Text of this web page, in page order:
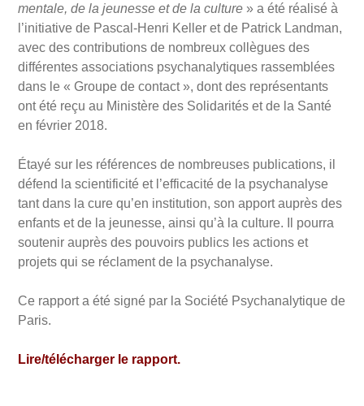
mentale, de la jeunesse et de la culture » a été réalisé à
l’initiative de Pascal-Henri Keller et de Patrick Landman,
avec des contributions de nombreux collègues des
différentes associations psychanalytiques rassemblées
dans le « Groupe de contact », dont des représentants
ont été reçu au Ministère des Solidarités et de la Santé
en février 2018.
Étayé sur les références de nombreuses publications, il
défend la scientificité et l’efficacité de la psychanalyse
tant dans la cure qu’en institution, son apport auprès des
enfants et de la jeunesse, ainsi qu’à la culture. Il pourra
soutenir auprès des pouvoirs publics les actions et
projets qui se réclament de la psychanalyse.
Ce rapport a été signé par la Société Psychanalytique de
Paris.
Lire/télécharger le rapport.